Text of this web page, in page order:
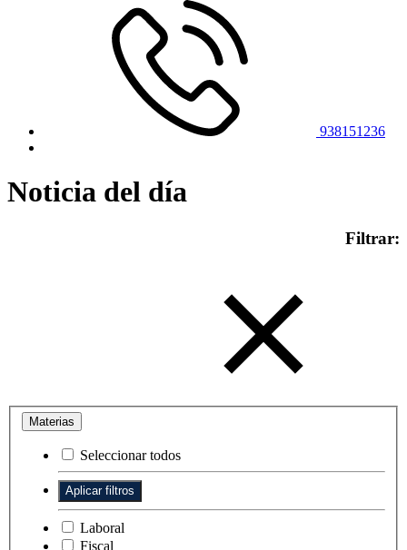
938151236
Noticia del día
Filtrar:
Materias
Seleccionar todos
Laboral
Fiscal